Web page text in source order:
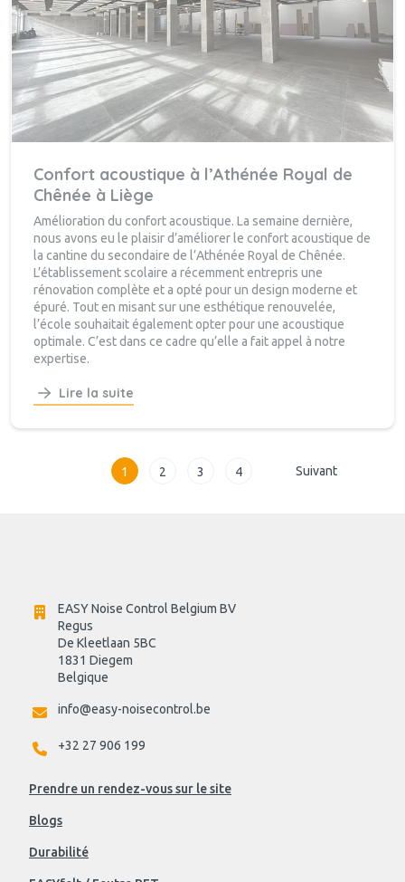
Confort acoustique à l’Athénée Royal de
Chênée à Liège
Amélioration du confort acoustique. La semaine dernière,
nous avons eu le plaisir d’améliorer le confort acoustique de
la cantine du secondaire de l’Athénée Royal de Chênée.
L’établissement scolaire a récemment entrepris une
rénovation complète et a opté pour un design moderne et
épuré. Tout en misant sur une esthétique renouvelée,
l’école souhaitait également opter pour une acoustique
optimale. C’est dans ce cadre qu’elle a fait appel à notre
expertise.
Lire la suite
1 2 3 4 Suivant
EASY Noise Control Belgium BV
Regus
De Kleetlaan 5BC
1831 Diegem
Belgique
info@easy-noisecontrol.be
+32 27 906 199
Prendre un rendez-vous sur le site
Blogs
Durabilité